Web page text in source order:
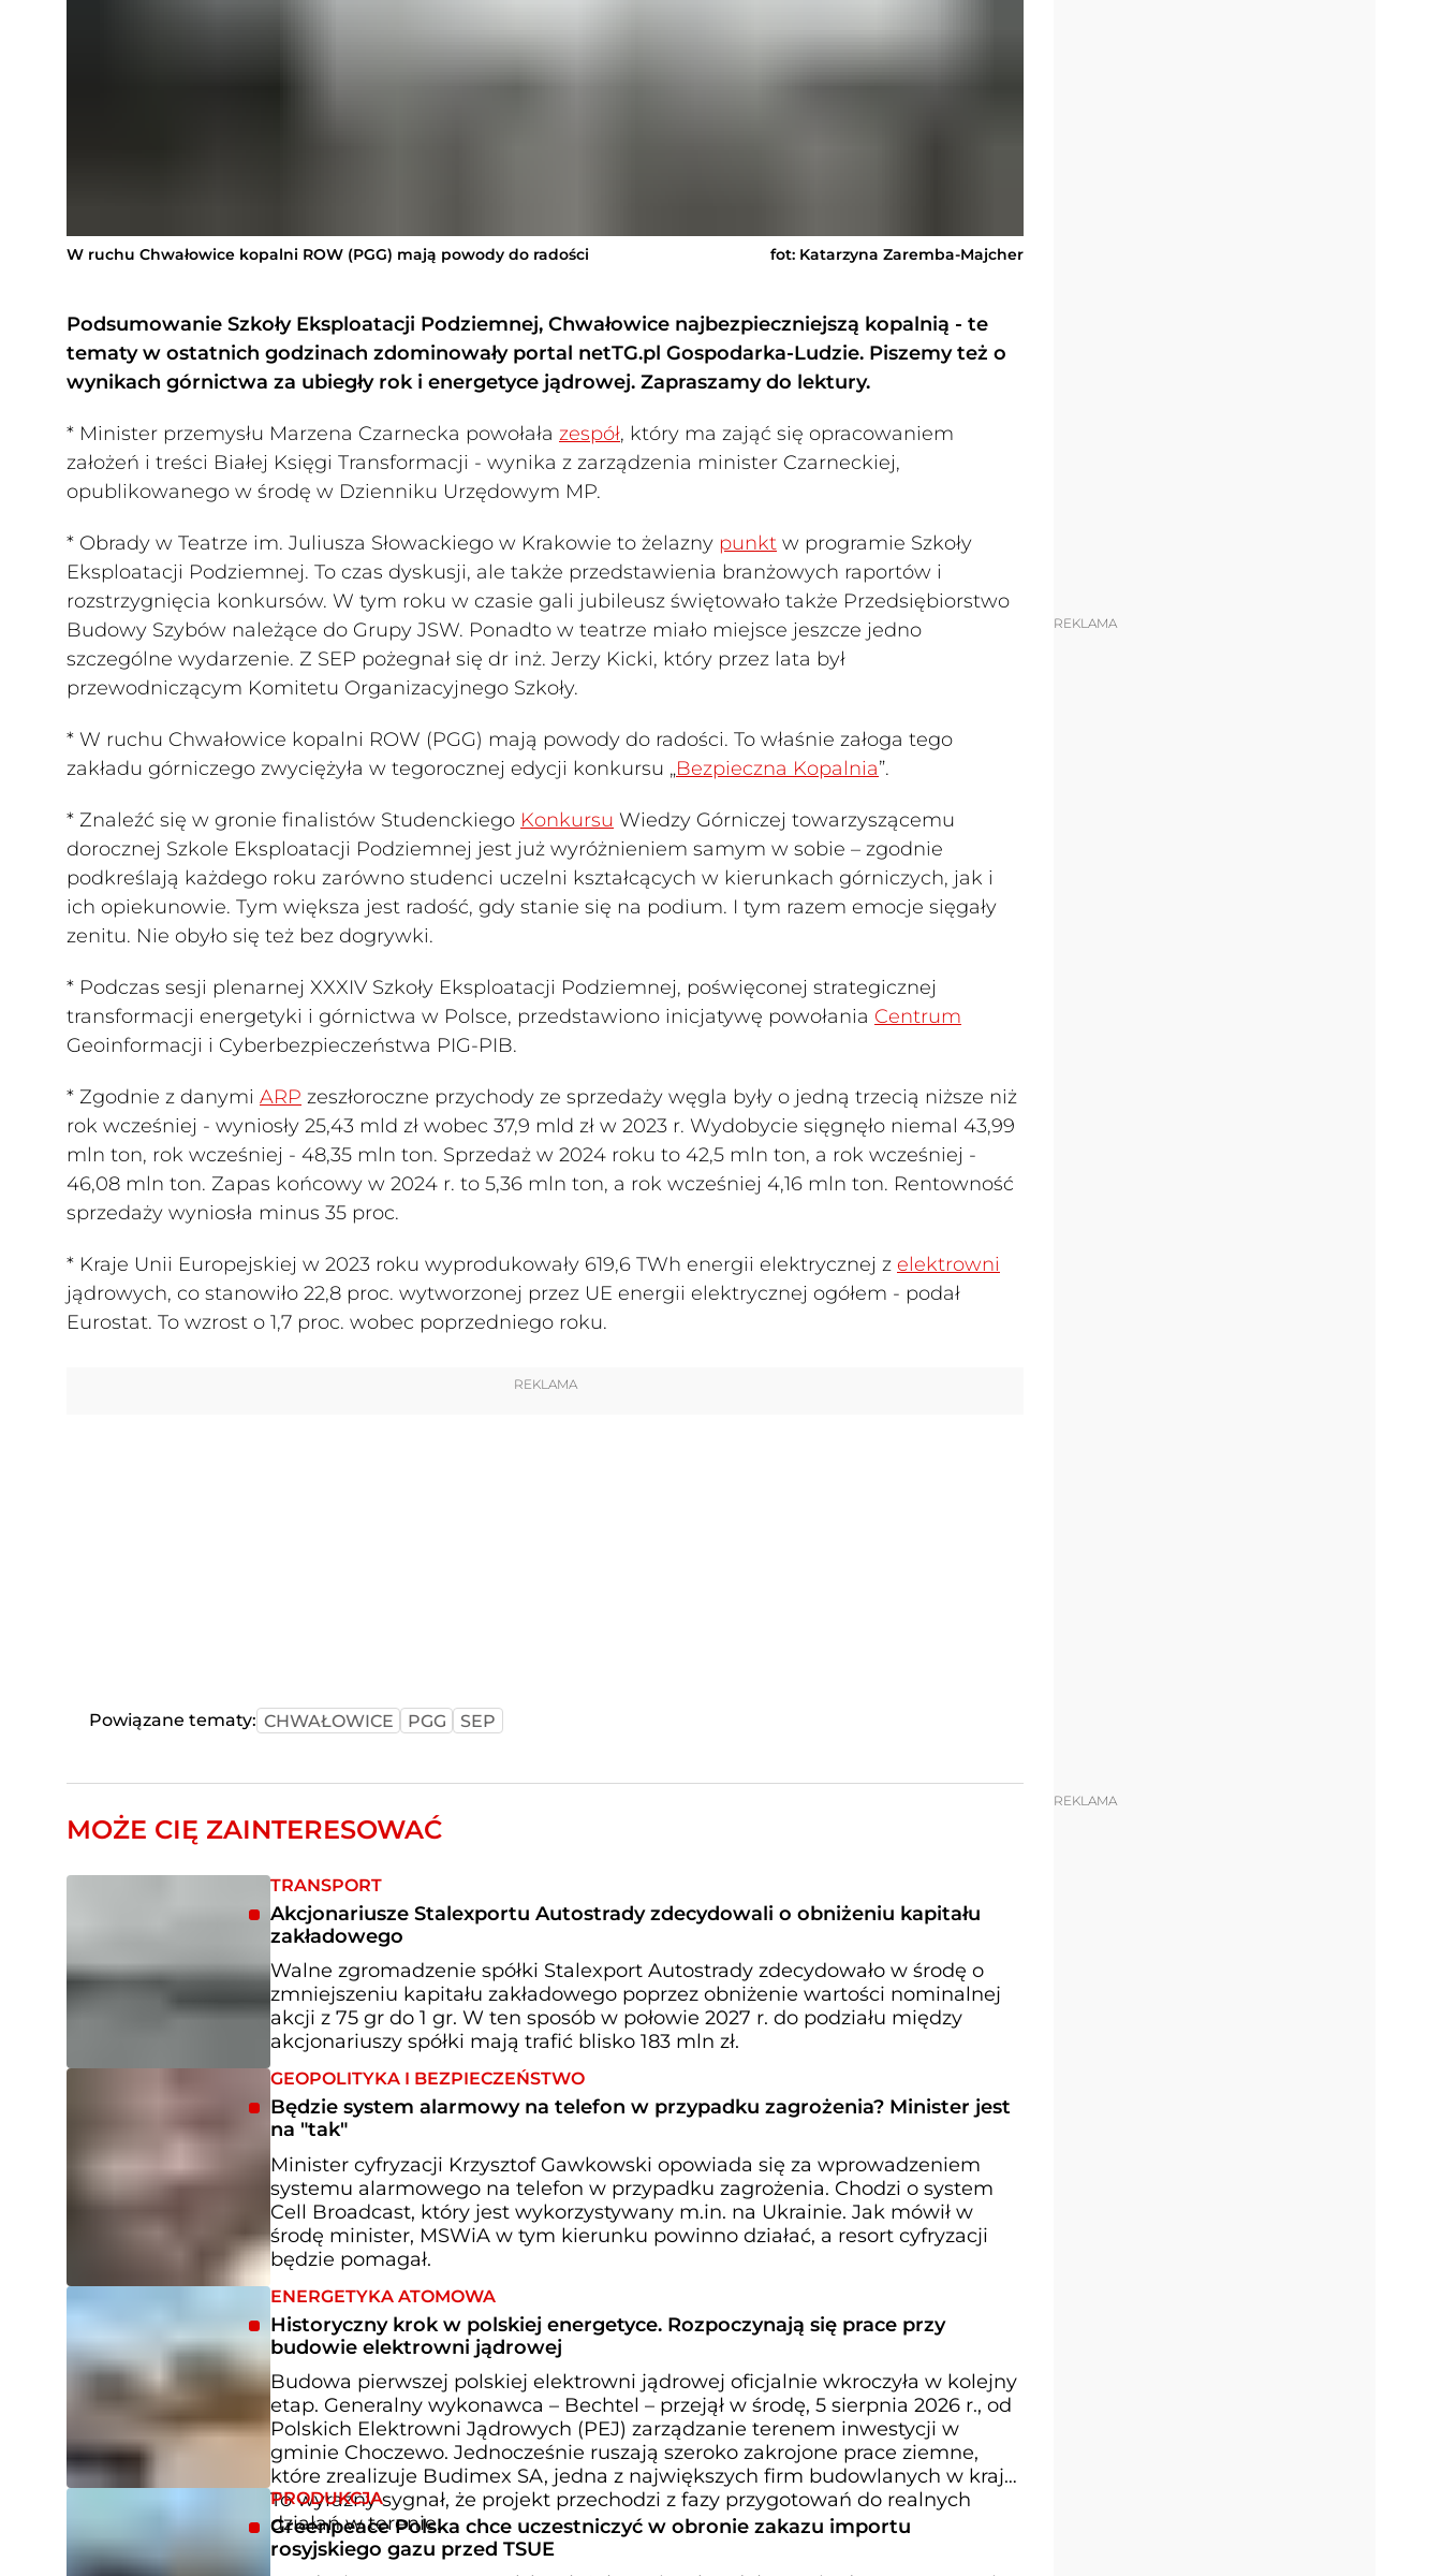
W ruchu Chwałowice kopalni ROW (PGG) mają powody do radości fot: Katarzyna Zaremba-Majcher
Podsumowanie Szkoły Eksploatacji Podziemnej, Chwałowice najbezpieczniejszą kopalnią - te
tematy w ostatnich godzinach zdominowały portal netTG.pl Gospodarka-Ludzie. Piszemy też o
wynikach górnictwa za ubiegły rok i energetyce jądrowej. Zapraszamy do lektury.
* Minister przemysłu Marzena Czarnecka powołała zespół, który ma zająć się opracowaniem
założeń i treści Białej Księgi Transformacji - wynika z zarządzenia minister Czarneckiej,
opublikowanego w środę w Dzienniku Urzędowym MP.
* Obrady w Teatrze im. Juliusza Słowackiego w Krakowie to żelazny punkt w programie Szkoły
Eksploatacji Podziemnej. To czas dyskusji, ale także przedstawienia branżowych raportów i
rozstrzygnięcia konkursów. W tym roku w czasie gali jubileusz świętowało także Przedsiębiorstwo
Budowy Szybów należące do Grupy JSW. Ponadto w teatrze miało miejsce jeszcze jedno
szczególne wydarzenie. Z SEP pożegnał się dr inż. Jerzy Kicki, który przez lata był
przewodniczącym Komitetu Organizacyjnego Szkoły.
* W ruchu Chwałowice kopalni ROW (PGG) mają powody do radości. To właśnie załoga tego
zakładu górniczego zwyciężyła w tegorocznej edycji konkursu „Bezpieczna Kopalnia”.
* Znaleźć się w gronie finalistów Studenckiego Konkursu Wiedzy Górniczej towarzyszącemu
dorocznej Szkole Eksploatacji Podziemnej jest już wyróżnieniem samym w sobie – zgodnie
podkreślają każdego roku zarówno studenci uczelni kształcących w kierunkach górniczych, jak i
ich opiekunowie. Tym większa jest radość, gdy stanie się na podium. I tym razem emocje sięgały
zenitu. Nie obyło się też bez dogrywki.
* Podczas sesji plenarnej XXXIV Szkoły Eksploatacji Podziemnej, poświęconej strategicznej
transformacji energetyki i górnictwa w Polsce, przedstawiono inicjatywę powołania Centrum
Geoinformacji i Cyberbezpieczeństwa PIG-PIB.
* Zgodnie z danymi ARP zeszłoroczne przychody ze sprzedaży węgla były o jedną trzecią niższe niż
rok wcześniej - wyniosły 25,43 mld zł wobec 37,9 mld zł w 2023 r. Wydobycie sięgnęło niemal 43,99
mln ton, rok wcześniej - 48,35 mln ton. Sprzedaż w 2024 roku to 42,5 mln ton, a rok wcześniej -
46,08 mln ton. Zapas końcowy w 2024 r. to 5,36 mln ton, a rok wcześniej 4,16 mln ton. Rentowność
sprzedaży wyniosła minus 35 proc.
* Kraje Unii Europejskiej w 2023 roku wyprodukowały 619,6 TWh energii elektrycznej z elektrowni
jądrowych, co stanowiło 22,8 proc. wytworzonej przez UE energii elektrycznej ogółem - podał
Eurostat. To wzrost o 1,7 proc. wobec poprzedniego roku.
REKLAMA
Powiązane tematy: CHWAŁOWICE PGG SEP
REKLAMA
MOŻE CIĘ ZAINTERESOWAĆ
TRANSPORT
Akcjonariusze Stalexportu Autostrady zdecydowali o obniżeniu kapitału
zakładowego
Walne zgromadzenie spółki Stalexport Autostrady zdecydowało w środę o
zmniejszeniu kapitału zakładowego poprzez obniżenie wartości nominalnej
akcji z 75 gr do 1 gr. W ten sposób w połowie 2027 r. do podziału między
akcjonariuszy spółki mają trafić blisko 183 mln zł.
GEOPOLITYKA I BEZPIECZEŃSTWO
Będzie system alarmowy na telefon w przypadku zagrożenia? Minister jest
na "tak"
Minister cyfryzacji Krzysztof Gawkowski opowiada się za wprowadzeniem
systemu alarmowego na telefon w przypadku zagrożenia. Chodzi o system
Cell Broadcast, który jest wykorzystywany m.in. na Ukrainie. Jak mówił w
środę minister, MSWiA w tym kierunku powinno działać, a resort cyfryzacji
będzie pomagał.
ENERGETYKA ATOMOWA
Historyczny krok w polskiej energetyce. Rozpoczynają się prace przy
budowie elektrowni jądrowej
Budowa pierwszej polskiej elektrowni jądrowej oficjalnie wkroczyła w kolejny
etap. Generalny wykonawca – Bechtel – przejął w środę, 5 sierpnia 2026 r., od
Polskich Elektrowni Jądrowych (PEJ) zarządzanie terenem inwestycji w
gminie Choczewo. Jednocześnie ruszają szeroko zakrojone prace ziemne,
które zrealizuje Budimex SA, jedna z największych firm budowlanych w kraju.
To wyraźny sygnał, że projekt przechodzi z fazy przygotowań do realnych
działań w terenie.
PRODUKCJA
Greenpeace Polska chce uczestniczyć w obronie zakazu importu
rosyjskiego gazu przed TSUE
REKLAMA